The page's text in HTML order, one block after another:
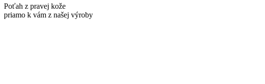
Poťah z pravej kože
priamo k vám z našej výroby